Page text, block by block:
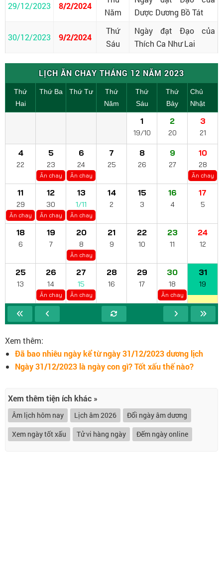
29/12/2023 8/2/2024
Năm
Dược Dương Bồ Tát
30/12/2023 9/2/2024
Thứ
Sáu
Ngày đạt Đạo của
Thích Ca Như Lai
LỊCH ĂN CHAY THÁNG 12 NĂM 2023
Thứ
Hai
Thứ Ba Thứ Tư
Thứ
Năm
Thứ
Sáu
Thứ
Bảy
Chủ
Nhật
1
19/10
2
20
3
21
4
22
5
23
Ăn chay
6
24
Ăn chay
7
25
8
26
9
27
10
28
Ăn chay
11
29
Ăn chay
12
30
Ăn chay
13
1/11
Ăn chay
14
2
15
3
16
4
17
5
18
6
19
7
20
8
Ăn chay
21
9
22
10
23
11
24
12
25
13
26
14
Ăn chay
27
15
Ăn chay
28
16
29
17
30
18
Ăn chay
31
19
Xem thêm:
Đã bao nhiêu ngày kể từ ngày 31/12/2023 dương lịch
Ngày 31/12/2023 là ngày con gì? Tốt xấu thế nào?
Xem thêm tiện ích khác »
Âm lịch hôm nay Lịch âm 2026
Đổi ngày âm dương
Xem ngày tốt xấu
Tử vi hàng ngày Đếm ngày online